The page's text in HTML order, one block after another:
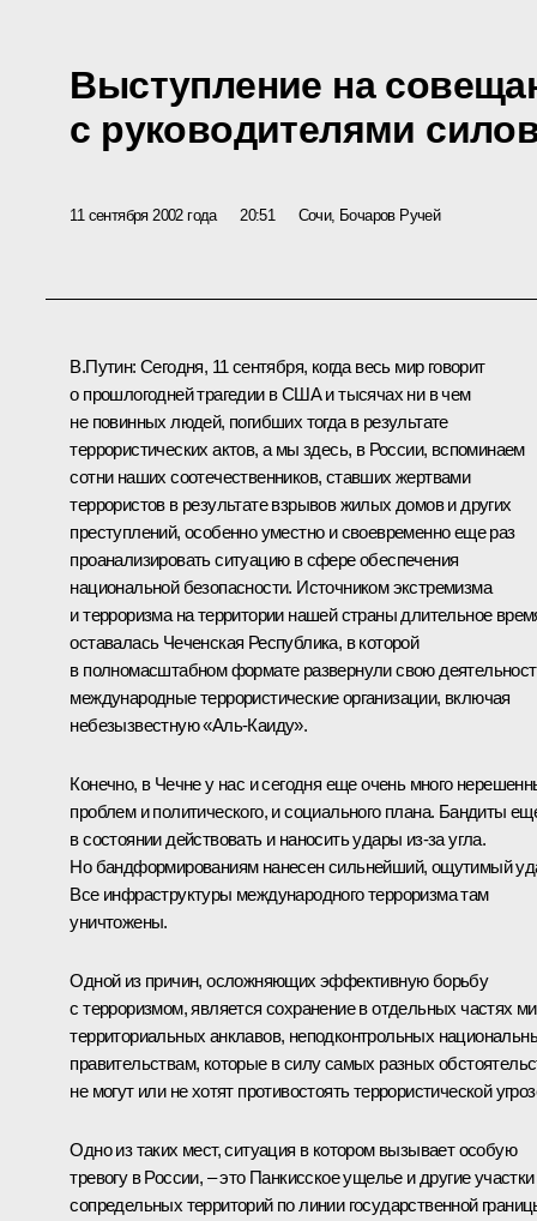
Выступление на
с руководителями
11 сентября 2002 года 20:51 Сочи, Бочаров Ручей
В.Путин: Сегодня, 11 сентября, когда весь мир говорит
о прошлогодней трагедии в США и тысячах ни в чем
не повинных людей, погибших тогда в результате
террористических актов, а мы здесь, в России, вспоминаем
сотни наших соотечественников, ставших жертвами
террористов в результате взрывов жилых домов и других
преступлений, особенно уместно и своевременно еще раз
проанализировать ситуацию в сфере обеспечения
национальной безопасности. Источником экстремизма
и терроризма на территории нашей страны длительное
оставалась Чеченская Республика, в которой
в полномасштабном формате развернули свою
международные террористические организации, включая
небезызвестную «Аль-Каиду».
Конечно, в Чечне у нас и сегодня еще очень много
проблем и политического, и социального плана. Бандиты
в состоянии действовать и наносить удары из‑за угла.
Но бандформированиям нанесен сильнейший, ощутимый
Все инфраструктуры международного терроризма там
уничтожены.
Одной из причин, осложняющих эффективную борьбу
с терроризмом, является сохранение в отдельных частях
территориальных анклавов, неподконтрольных
правительствам, которые в силу самых разных
не могут или не хотят противостоять террористической
Одно из таких мест, ситуация в котором вызывает особую
тревогу в России, – это Панкисское ущелье и другие участки
сопредельных территорий по линии государственной